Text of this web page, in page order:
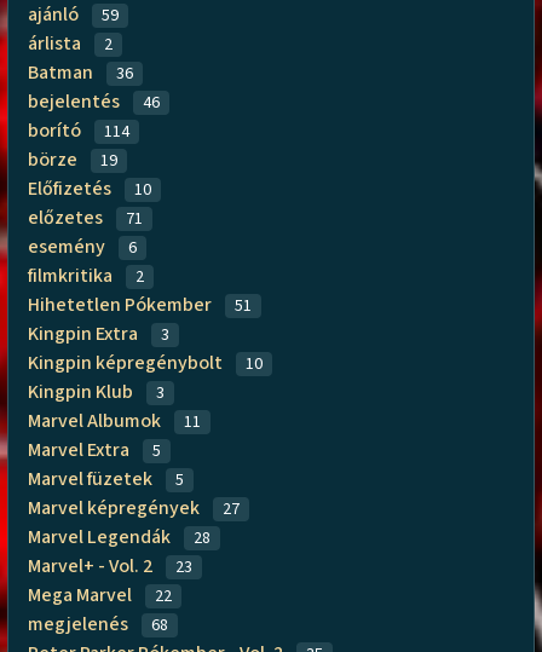
ajánló 59
árlista 2
Batman 36
bejelentés 46
borító 114
börze 19
Előfizetés 10
előzetes 71
esemény 6
filmkritika 2
Hihetetlen Pókember 51
Kingpin Extra 3
Kingpin képregénybolt 10
Kingpin Klub 3
Marvel Albumok 11
Marvel Extra 5
Marvel füzetek 5
Marvel képregények 27
Marvel Legendák 28
Marvel+ - Vol. 2 23
Mega Marvel 22
megjelenés 68